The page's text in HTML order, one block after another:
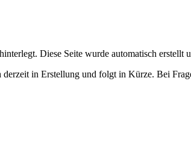
Diese Seite wurde automatisch erstellt
in Erstellung und folgt in Kürze. Bei